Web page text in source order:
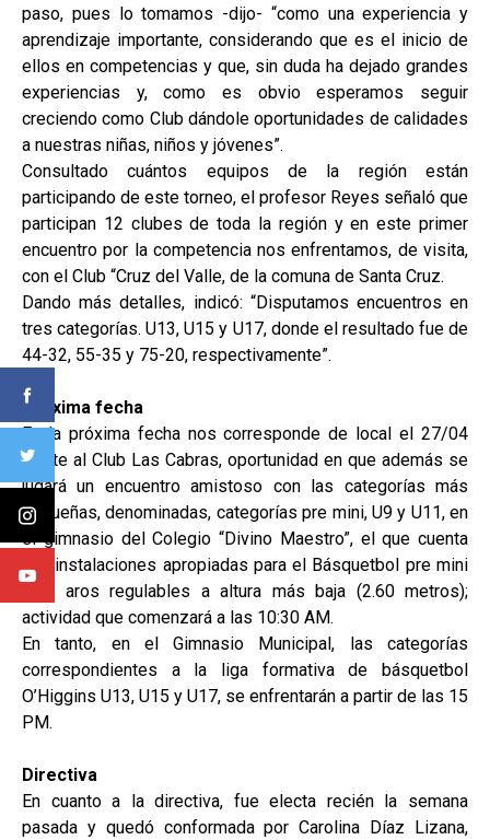
paso, pues lo tomamos -dijo- “como una experiencia y
aprendizaje importante, considerando que es el inicio de
ellos en competencias y que, sin duda ha dejado grandes
experiencias y, como es obvio esperamos seguir
creciendo como Club dándole oportunidades de calidades
a nuestras niñas, niños y jóvenes”.
Consultado cuántos equipos de la región están
participando de este torneo, el profesor Reyes señaló que
participan 12 clubes de toda la región y en este primer
encuentro por la competencia nos enfrentamos, de visita,
con el Club “Cruz del Valle, de la comuna de Santa Cruz.
Dando más detalles, indicó: “Disputamos encuentros en
tres categorías. U13, U15 y U17, donde el resultado fue de
44-32, 55-35 y 75-20, respectivamente”.
Próxima fecha
En la próxima fecha nos corresponde de local el 27/04
frente al Club Las Cabras, oportunidad en que además se
jugará un encuentro amistoso con las categorías más
pequeñas, denominadas, categorías pre mini, U9 y U11, en
el gimnasio del Colegio “Divino Maestro”, el que cuenta
con instalaciones apropiadas para el Básquetbol pre mini
(con aros regulables a altura más baja (2.60 metros);
actividad que comenzará a las 10:30 AM.
En tanto, en el Gimnasio Municipal, las categorías
correspondientes a la liga formativa de básquetbol
O’Higgins U13, U15 y U17, se enfrentarán a partir de las 15
PM.
Directiva
En cuanto a la directiva, fue electa recién la semana
pasada y quedó conformada por Carolina Díaz Lizana,